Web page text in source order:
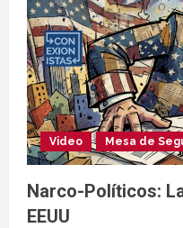
Video Mesa de
Narco-Políticos:
EEUU